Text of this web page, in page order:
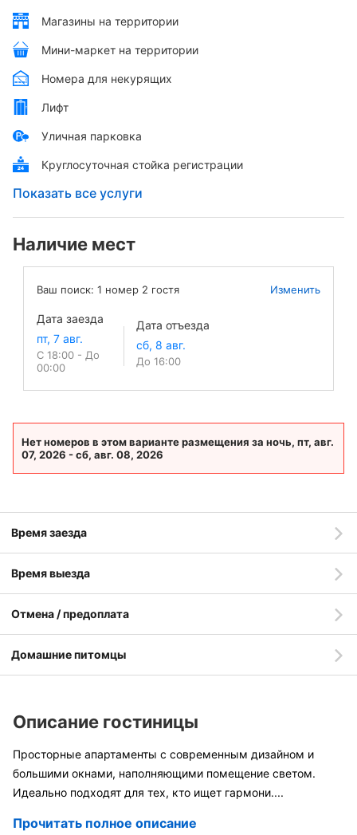
Магазины на территории
Мини-маркет на территории
Номера для некурящих
Лифт
Уличная парковка
Круглосуточная стойка регистрации
Показать все услуги
Наличие мест
Ваш поиск: 1 номер 2 гостя Изменить
Дата заезда
С 18:00 - До
00:00
Дата отъезда
До 16:00
Нет номеров в этом варианте размещения за ночь, пт, авг.
07, 2026 - сб, авг. 08, 2026
Время заезда
Время выезда
Отмена / предоплата
Домашние питомцы
Описание гостиницы
Просторные апартаменты с современным дизайном и
большими окнами, наполняющими помещение светом.
Идеально подходят для тех, кто ищет гармони....
Прочитать полное описание